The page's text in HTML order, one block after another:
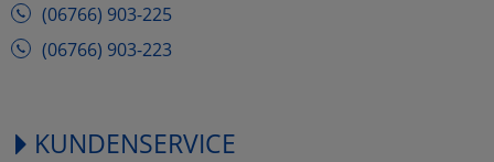
(06766) 903-225
(06766) 903-223
KUNDENSERVICE